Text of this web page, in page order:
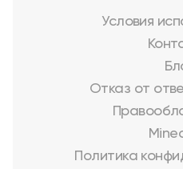
Условия
Отказ от
Политика